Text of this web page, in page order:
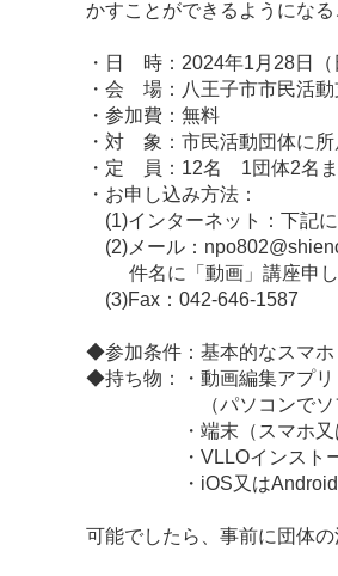
かすことができるようになる
・日 時：2024年1月28日
・会 場：八王子市市民活
・参加費：無料
・対 象：市民活動団体に
・定 員：12名 1団体2名ま
・お申し込み方法：
(1)インターネット：下記に
(2)メール：
件名に「動画」講座申し
(3)Fax：042-646-1587
◆参加条件：基本的なスマ
◆持ち物：・動画編集アプリ
（パソコンでソフトの
・端末（スマホ又は
・VLLOインストール
・iOS又はAndroid
可能でしたら、事前に団体